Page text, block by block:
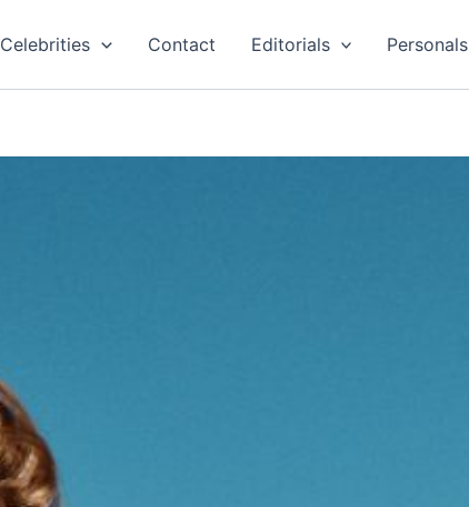
Celebrities Contact Editorials Personals